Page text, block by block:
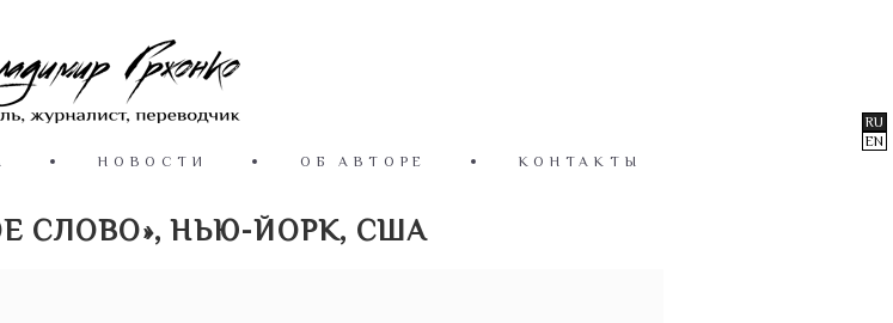
НОВОСТИ ОБ АВТОРЕ КОНТАКТЫ
СЛОВО», НЬЮ-ЙОРК, США
RU
EN